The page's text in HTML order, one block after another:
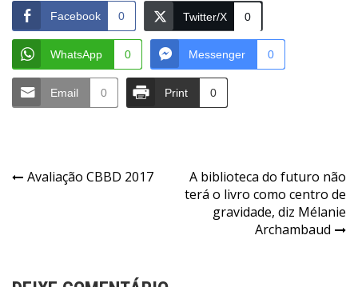
Facebook 0 Twitter/X 0
WhatsApp 0 Messenger 0
Email 0 Print 0
Navegação
Avaliação CBBD 2017
A biblioteca do futuro não
terá o livro como centro de
gravidade, diz Mélanie
Archambaud